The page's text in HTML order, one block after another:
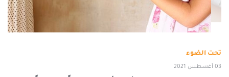
تحت الضوء
03 أغسطس 2021